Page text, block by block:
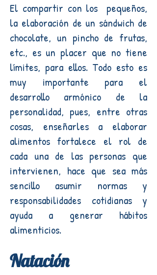
El compartir con los pequeños,
la elaboración de un sándwich de
chocolate, un pincho de frutas,
etc., es un placer que no tiene
límites, para ellos. Todo esto es
muy importante para el
desarrollo armónico de la
personalidad, pues, entre otras
cosas, enseñarles a elaborar
alimentos fortalece el rol de
cada una de las personas que
intervienen, hace que sea más
sencillo asumir normas y
responsabilidades cotidianas y
ayuda a generar hábitos
alimenticios.
Natación